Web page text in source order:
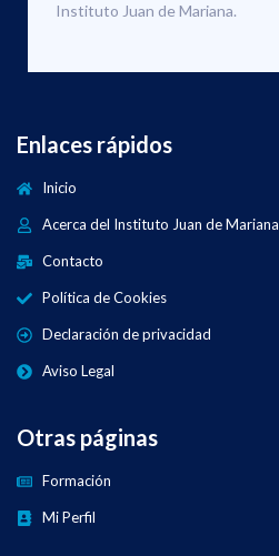
Instituto Juan de Mariana.
Enlaces rápidos
Inicio
Acerca del Instituto Juan de Mariana
Contacto
Política de Cookies
Declaración de privacidad
Aviso Legal
Otras páginas
Formación
Mi Perfil